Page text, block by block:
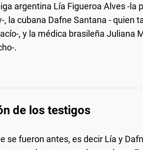
argentina Lía Figueroa Alves -la
, la cubana Dafne Santana - quien
, y la médica brasileña Juliana
.
de los testigos
se fueron antes, es decir Lía y